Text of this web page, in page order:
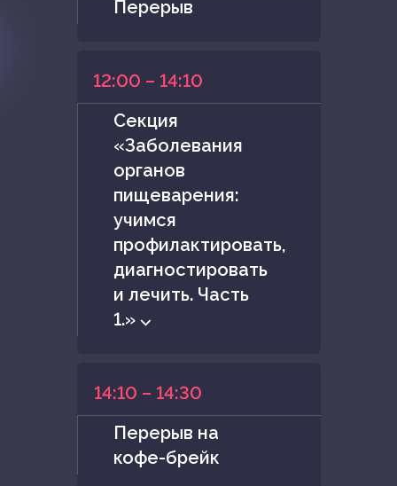
Перерыв
12:00 – 14:10
Cекция
«Заболевания
органов
пищеварения:
учимся
профилактировать,
диагностировать
и лечить. Часть
1.» ⌵
14:10 – 14:30
Перерыв на
кофе-брейк